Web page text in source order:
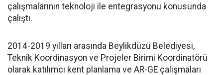
çalışmalarının teknoloji ile entegrasyonu konusunda
çalıştı.
2014-2019 yılları arasında Beylikdüzü Belediyesi,
Teknik Koordinasyon ve Projeler Birimi Koordinatörü
olarak katılımcı kent planlama ve AR-GE çalışmaları